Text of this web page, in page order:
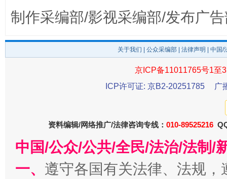
东山县通报“牛蛙产品抗生素超标问题”
制作采编部/影视采编部/发布广
关于我们 公众采编部 法律声明 | 中国
京ICP备11011765号1至
ICP许可证: 京B2-20251785
广
资料编辑/网络推广/法律咨询专线： 010-89525216
中国/公众/公共/全民/法治/法制/
一、 遵守各国有关法律、法规